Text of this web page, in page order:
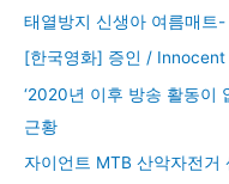
태열방지 신생아 여름매트
[한국영화] 증인 /
‘2020년 이후 방송 활동이
근황
자이언트 MTB 산악자전거